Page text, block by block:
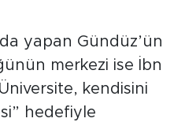
yapan Gündüz’ün
merkezi ise İbn
kendisini
hedefiyle